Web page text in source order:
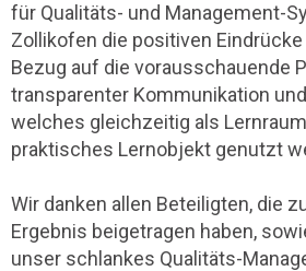
für Qualitäts- und Management-
Zollikofen die positiven
Bezug auf die vorausschauende
transparenter Kommunikation
welches gleichzeitig als
praktisches Lernobjekt genutzt
Wir danken allen Beteiligten, die
Ergebnis beigetragen haben,
unser schlankes Qualitäts-